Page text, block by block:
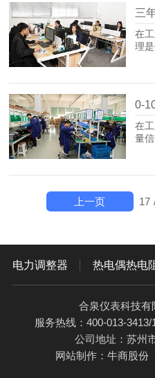
在
理
在
量
17
上一页
电力调整器 热电偶热电
合泉仪表科技
服务热线：400-013-
公司地址：苏州
网站制作： 牛商股份